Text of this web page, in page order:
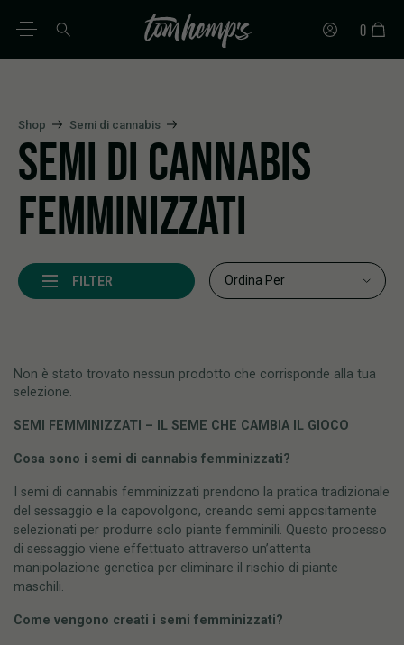
0
Shop Semi di cannabis
SEMI DI CANNABIS
FEMMINIZZATI
FILTER
Non è stato trovato nessun prodotto che corrisponde alla tua
selezione.
SEMI FEMMINIZZATI – IL SEME CHE CAMBIA IL GIOCO
Cosa sono i semi di cannabis femminizzati?
I semi di cannabis femminizzati prendono la pratica tradizionale
del sessaggio e la capovolgono, creando semi appositamente
selezionati per produrre solo piante femminili. Questo processo
di sessaggio viene effettuato attraverso un’attenta
manipolazione genetica per eliminare il rischio di piante
maschili.
Come vengono creati i semi femminizzati?